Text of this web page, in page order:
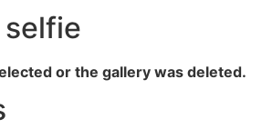
selfie
or the gallery was deleted.